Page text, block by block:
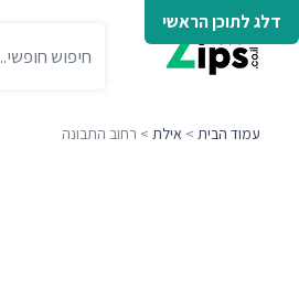
דלג לתוכן הראשי
עמוד הבית > אילת > רחוב התבונה